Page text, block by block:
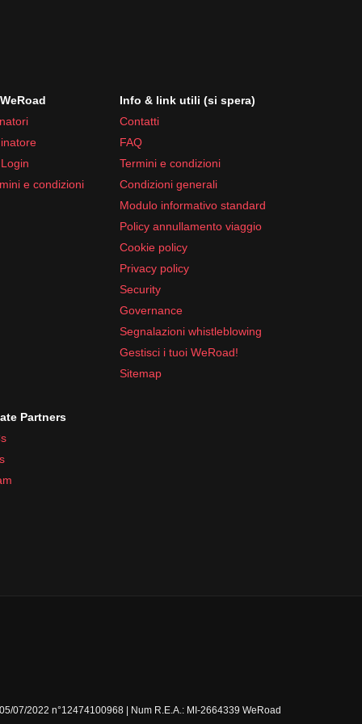
e condizioni
Info & link utili (si spera)
Contatti
FAQ
Termini e condizioni
Condizioni generali
Modulo informativo standard
Policy annullamento viaggio
Cookie policy
Privacy policy
Security
Governance
Segnalazioni whistleblowing
Gestisci i tuoi WeRoad!
Sitemap
Partners
07/2022 n°12474100968 | Num R.E.A.: MI-2664339 WeRoad